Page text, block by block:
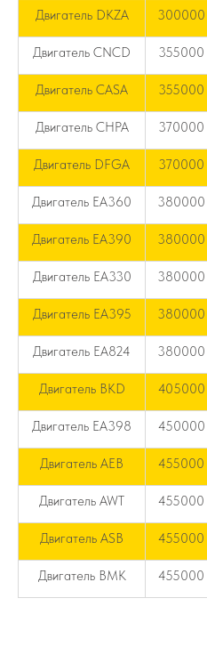
Двигатель DKZA 300000
Двигатель CNCD 355000
Двигатель CASA 355000
Двигатель CHPA 370000
Двигатель DFGA 370000
Двигатель EA360 380000
Двигатель EA390 380000
Двигатель EA330 380000
Двигатель EA395 380000
Двигатель EA824 380000
Двигатель BKD 405000
Двигатель EA398 450000
Двигатель AEB 455000
Двигатель AWT 455000
Двигатель ASB 455000
Двигатель BMK 455000